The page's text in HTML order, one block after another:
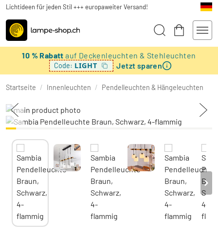
Lichtideen für jeden Stil +++ europaweiter Versand!
10 % Rabattauf Deckenleuchten & Stehleuchten
Code: LIGHT Jetzt sparen
Startseite / Innenleuchten / Pendelleuchten & Hängeleuchten